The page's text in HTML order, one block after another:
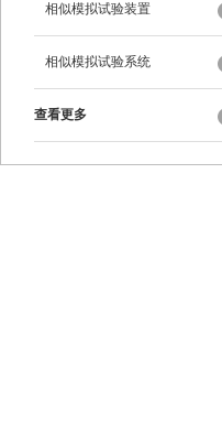
相似模拟试验装置
相似模拟试验系统
查看更多